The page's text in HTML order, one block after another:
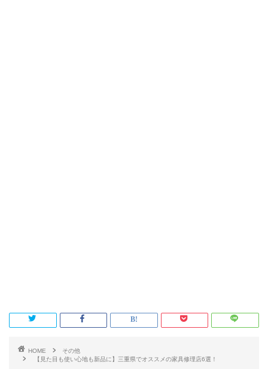
HOME
その他
【見た目も使い心地も新品に】三重県でオススメの家具修理店6選！